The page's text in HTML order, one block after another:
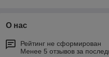
О нас
Рейтинг не сформирован
Менее 5 отзывов за